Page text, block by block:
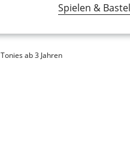
Spielen &
Tonies ab 3 Jahren